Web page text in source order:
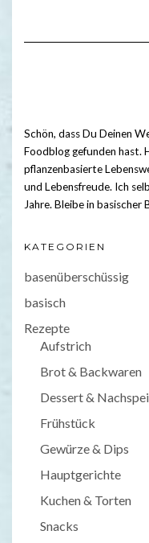
Schön, dass Du Deinen
Foodblog gefunden hast.
pflanzenbasierte
und Lebensfreude. Ich
Jahre. Bleibe in basischer
KATEGORIEN
basenüberschüssig
basisch
Rezepte
Aufstrich
Brot & Backwaren
Dessert &
Frühstück
Gewürze & Dips
Hauptgerichte
Kuchen & Torten
Snacks